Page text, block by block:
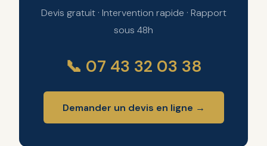
Devis gratuit · Intervention rapide · Rapport
sous 48h
📞 07 43 32 03 38
Demander un devis en ligne →